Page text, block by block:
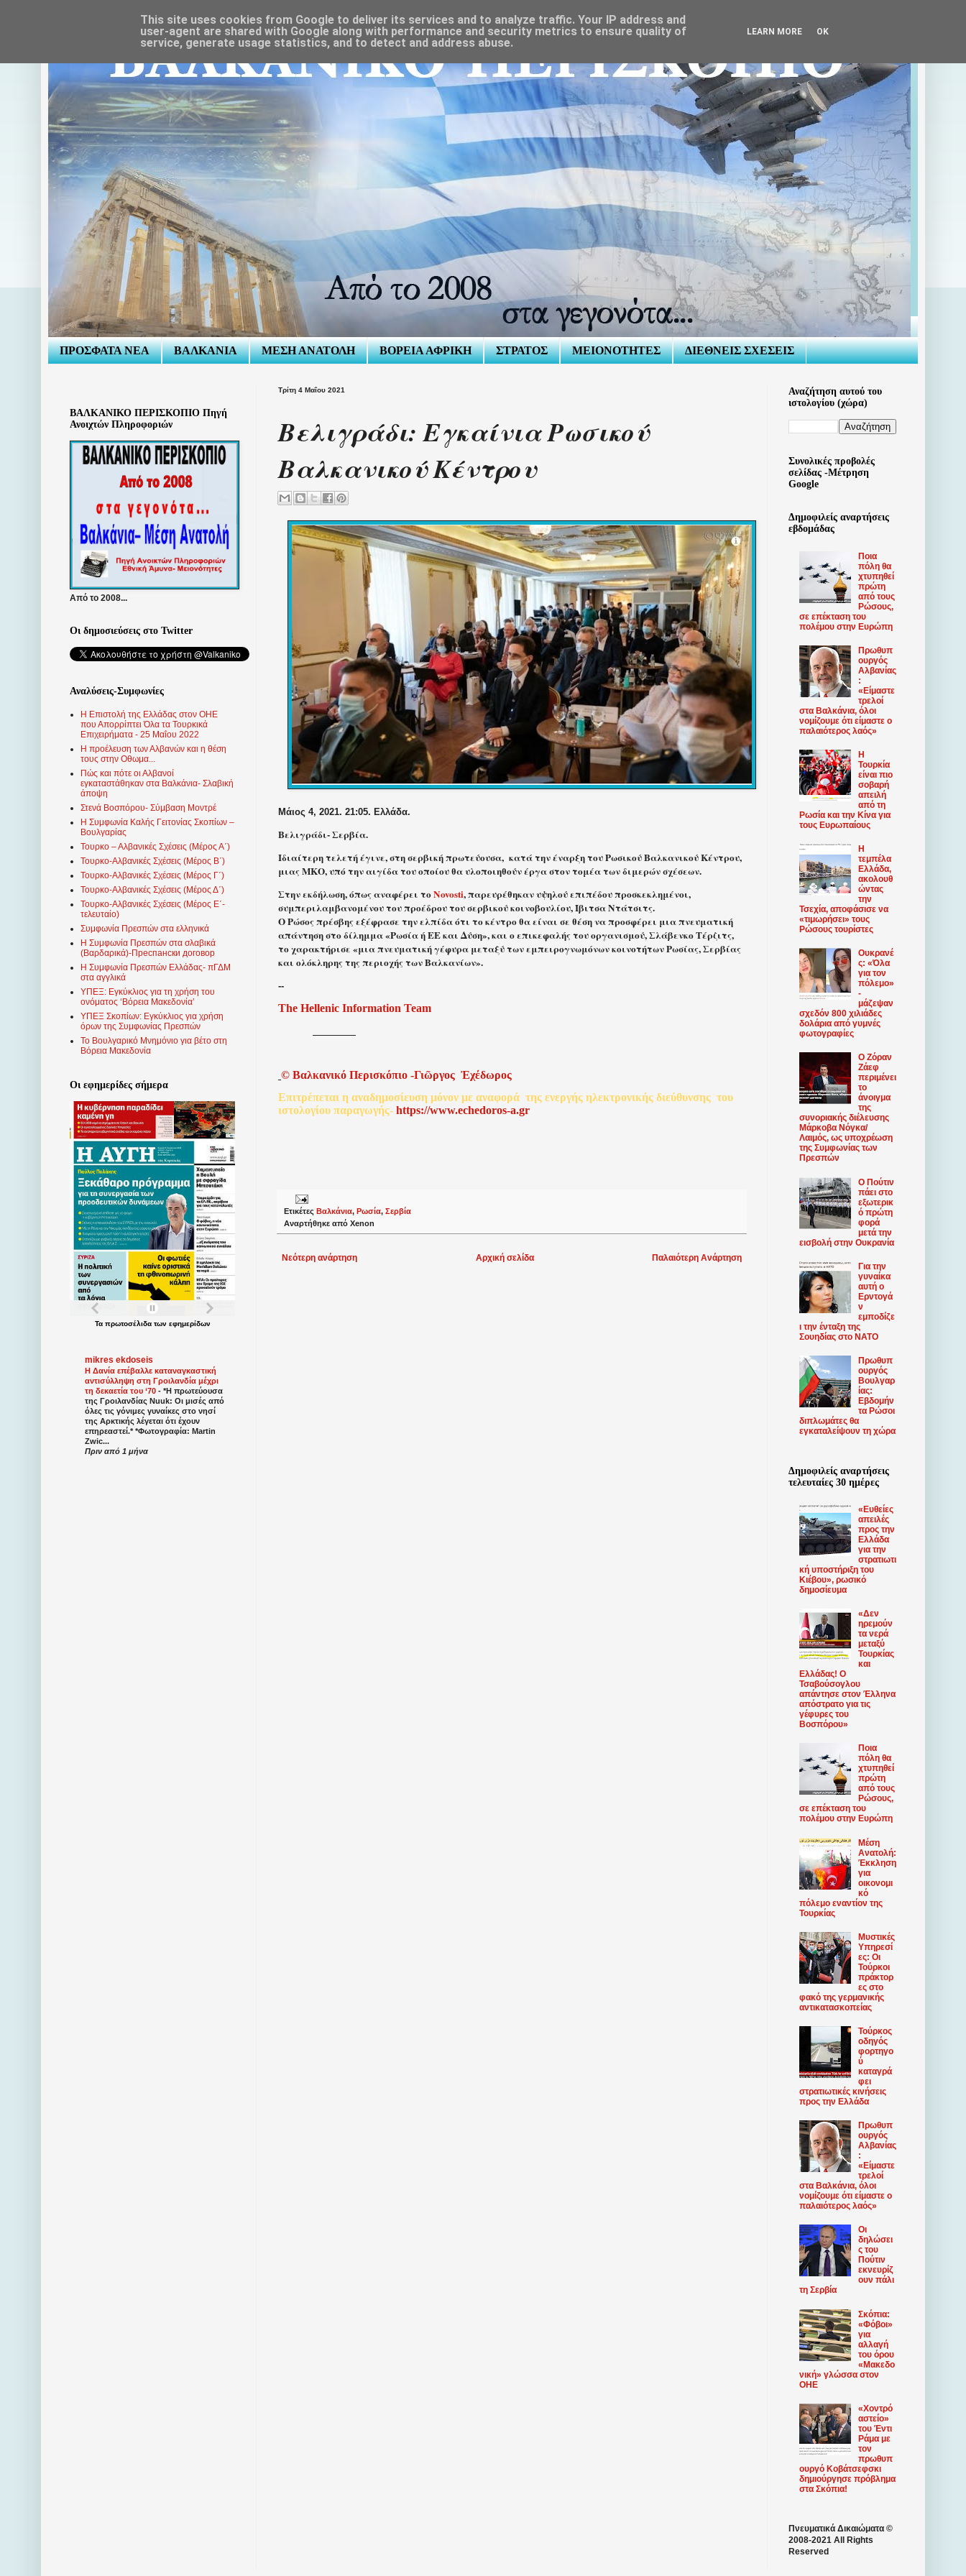
ΠΡΟΣΦΑΤΑ ΝΕΑ ΒΑΛΚΑΝΙΑ ΜΕΣΗ ΑΝΑΤΟΛΗ ΒΟΡΕΙΑ ΑΦΡΙΚΗ ΣΤΡΑΤΟΣ ΜΕΙΟΝΟΤΗΤΕΣ ΔΙΕΘΝΕΙΣ ΣΧΕΣΕΙΣ
Τρίτη 4 Μαΐου 2021
Βελιγράδι: Εγκαίνια Ρωσικού
Βαλκανικού Κέντρου
Μάιος 4, 2021. 21:05. Ελλάδα.
Βελιγράδι- Σερβία.
Ιδιαίτερη τελετή έγινε, στη σερβική πρωτεύουσα, κατά την έναρξη του Ρωσικού Βαλκανικού Κέντρου,
μιας ΜΚΟ, υπό την αιγίδα του οποίου θα υλοποιηθούν έργα στον τομέα των διμερών σχέσεων.
Στην εκδήλωση, όπως αναφέρει τοNovosti, παρευρέθηκαν υψηλού επιπέδου προσκεκλημένοι,
συμπεριλαμβανομένου του προέδρου του σερβικού κοινοβουλίου, Ίβιτσα Ντάτσιτς.
Ο Ρώσος πρέσβης εξέφρασε την ελπίδα ότι το κέντρο θα είναι σε θέση να προσφέρει μια πνευματική
απάντηση στο δίλημμα «Ρωσία ή ΕΕ και Δύση», και ο επικεφαλής του οργανισμού, Σλάβενκο Τέρζιτς,
το χαρακτήρισε «μια πνευματική γέφυρα μεταξύ των εμπειρογνωμόνων κοινοτήτων Ρωσίας, Σερβίας
και ολόκληρης της περιοχής των Βαλκανίων».
--
The Hellenic Information Team
© Βαλκανικό Περισκόπιο -Γιῶργος Ἐχέδωρος
Επιτρέπεται η αναδημοσίευση μόνον με αναφορά της ενεργής ηλεκτρονικής διεύθυνσης του
ιστολογίου παραγωγής- https://www.echedoros-a.gr
Ετικέτες Βαλκάνια, Ρωσία, Σερβία
Αναρτήθηκε από Xenon
Νεότερη ανάρτηση Παλαιότερη Ανάρτηση
Αρχική σελίδα
ΒΑΛΚΑΝΙΚΟ ΠΕΡΙΣΚΟΠΙΟ Πηγή
Ανοιχτών Πληροφοριών
Από το 2008...
Οι δημοσιεύσεις στο Twitter
Αναλύσεις-Συμφωνίες
Η Επιστολή της Ελλάδας στον ΟΗΕ
που Απορρίπτει Όλα τα Τουρκικά
Επιχειρήματα - 25 Μαΐου 2022
Η προέλευση των Αλβανών και η θέση
τους στην Οθωμα...
Πώς και πότε οι Αλβανοί
εγκαταστάθηκαν στα Βαλκάνια- Σλαβική
άποψη
Στενά Βοσπόρου- Σύμβαση Μοντρέ
Η Συμφωνία Καλής Γειτονίας Σκοπίων –
Βουλγαρίας
Τουρκο – Αλβανικές Σχέσεις (Mέρος Α΄)
Τουρκο-Αλβανικές Σχέσεις (Μέρος Β΄)
Τουρκο-Αλβανικές Σχέσεις (Μέρος Γ΄)
Τουρκο-Αλβανικές Σχέσεις (Μέρος Δ΄)
Τουρκο-Αλβανικές Σχέσεις (Μέρος Ε΄-
τελευταίο)
Συμφωνία Πρεσπών στα ελληνικά
Η Συμφωνία Πρεσπών στα σλαβικά
(Βαρδαρικά)-Преспански договор
Η Συμφωνία Πρεσπών Ελλάδας- πΓΔΜ
στα αγγλικά
ΥΠΕΞ: Εγκύκλιος για τη χρήση του
ονόματος ‘Βόρεια Μακεδονία’
ΥΠΕΞ Σκοπίων: Εγκύκλιος για χρήση
όρων της Συμφωνίας Πρεσπών
Το Βουλγαρικό Μνημόνιο για βέτο στη
Βόρεια Μακεδονία
Οι εφημερίδες σήμερα
Τα πρωτοσέλιδατων εφημερίδων
mikres ekdoseis
Η Δανία επέβαλλε καταναγκαστική
αντισύλληψη στη Γροιλανδία μέχρι
τη δεκαετία του ‘70 - *Η πρωτεύουσα
της Γροιλανδίας Nuuk: Οι μισές από
όλες τις γόνιμες γυναίκες στο νησί
της Αρκτικής λέγεται ότι έχουν
επηρεαστεί.* *Φωτογραφία: Martin
Zwic...
Πριν από 1 μήνα
Αναζήτηση αυτού του
ιστολογίου (χώρα)
Συνολικές προβολές
σελίδας -Μέτρηση
Google
Δημοφιλείς αναρτήσεις
εβδομάδας
Ποια
πόλη θα
χτυπηθεί
πρώτη
από τους
Ρώσους,
σε επέκταση του
πολέμου στην Ευρώπη
Πρωθυπ
ουργός
Αλβανίας
:
«Είμαστε
τρελοί
στα Βαλκάνια, όλοι
νομίζουμε ότι είμαστε ο
παλαιότερος λαός»
Η
Τουρκία
είναι πιο
σοβαρή
απειλή
από τη
Ρωσία και την Κίνα για
τους Ευρωπαίους
Η
τεμπέλα
Ελλάδα,
ακολουθ
ώντας
την
Τσεχία, αποφάσισε να
«τιμωρήσει» τους
Ρώσους τουρίστες
Ουκρανέ
ς: «Όλα
για τον
πόλεμο»
-
μάζεψαν
σχεδόν 800 χιλιάδες
δολάρια από γυμνές
φωτογραφίες
Ο Ζόραν
Ζάεφ
περιμένει
το
άνοιγμα
της
συνοριακής διέλευσης
Μάρκοβα Νόγκα/
Λαιμός, ως υποχρέωση
της Συμφωνίας των
Πρεσπών
Ο Πούτιν
πάει στο
εξωτερικ
ό πρώτη
φορά
μετά την
εισβολή στην Ουκρανία
Για την
γυναίκα
αυτή ο
Ερντογά
ν
εμποδίζε
ι την ένταξη της
Σουηδίας στο ΝΑΤΟ
Πρωθυπ
ουργός
Βουλγαρ
ίας:
Εβδομήν
τα Ρώσοι
διπλωμάτες θα
εγκαταλείψουν τη χώρα
Δημοφιλείς αναρτήσεις
τελευταίες 30 ημέρες
«Ευθείες
απειλές
προς την
Ελλάδα
για την
στρατιωτι
κή υποστήριξη του
Κιέβου», ρωσικό
δημοσίευμα
«Δεν
ηρεμούν
τα νερά
μεταξύ
Τουρκίας
και
Ελλάδας! Ο
Τσαβούσογλου
απάντησε στον Έλληνα
απόστρατο για τις
γέφυρες του
Βοσπόρου»
Ποια
πόλη θα
χτυπηθεί
πρώτη
από τους
Ρώσους,
σε επέκταση του
πολέμου στην Ευρώπη
Μέση
Ανατολή:
Έκκληση
για
οικονομι
κό
πόλεμο εναντίον της
Τουρκίας
Μυστικές
Υπηρεσί
ες: Οι
Τούρκοι
πράκτορ
ες στο
φακό της γερμανικής
αντικατασκοπείας
Τούρκος
οδηγός
φορτηγο
ύ
καταγρά
φει
στρατιωτικές κινήσεις
προς την Ελλάδα
Πρωθυπ
ουργός
Αλβανίας
:
«Είμαστε
τρελοί
στα Βαλκάνια, όλοι
νομίζουμε ότι είμαστε ο
παλαιότερος λαός»
Οι
δηλώσει
ς του
Πούτιν
εκνευρίζ
ουν πάλι
τη Σερβία
Σκόπια:
«Φόβοι»
για
αλλαγή
του όρου
«Μακεδο
νική» γλώσσα στον
ΟΗΕ
«Χοντρό
αστείο»
του Έντι
Ράμα με
τον
πρωθυπ
ουργό Κοβάτσεφσκι
δημιούργησε πρόβλημα
στα Σκόπια!
Πνευματικά Δικαιώματα ©
2008-2021 All Rights
Reserved
This site uses cookies from Google to deliver its services and to analyze traffic. Your IP address and
user-agent are shared with Google along with performance and security metrics to ensure quality of
service, generate usage statistics, and to detect and address abuse.
LEARN MORE OK